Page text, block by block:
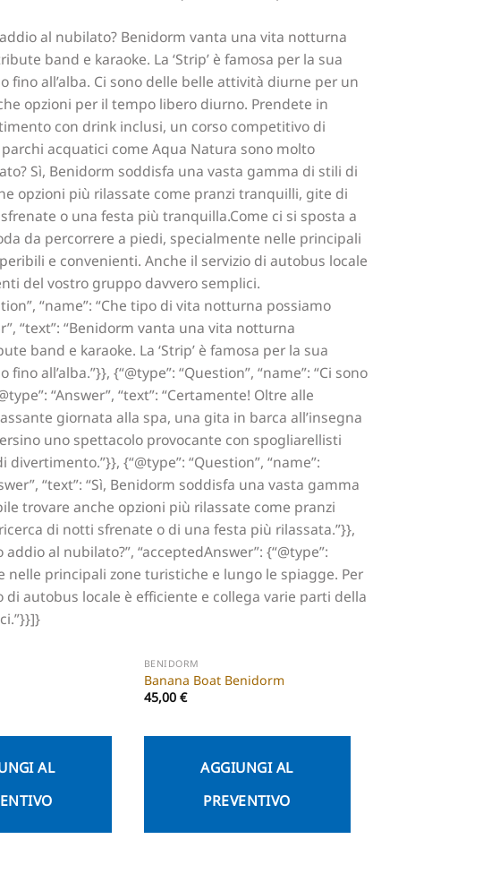
al nubilato? Benidorm vanta una vita notturna
band e karaoke. La ‘Strip’ è famosa per la sua
all’alba. Ci sono delle belle attività diurne per un
opzioni per il tempo libero diurno. Prendete in
con drink inclusi, un corso competitivo di
acquatici come Aqua Natura sono molto
Sì, Benidorm soddisfa una vasta gamma di stili di
opzioni più rilassate come pranzi tranquilli, gite di
o una festa più tranquilla.Come ci si sposta a
da percorrere a piedi, specialmente nelle principali
e convenienti. Anche il servizio di autobus locale
del vostro gruppo davvero semplici.
“name”: “Che tipo di vita notturna possiamo
“text”: “Benidorm vanta una vita notturna
band e karaoke. La ‘Strip’ è famosa per la sua
all’alba.”}}, {“@type”: “Question”, “name”: “Ci sono
“Answer”, “text”: “Certamente! Oltre alle
giornata alla spa, una gita in barca all’insegna
uno spettacolo provocante con spogliarellisti
{“@type”: “Question”, “name”:
“text”: “Sì, Benidorm soddisfa una vasta gamma
trovare anche opzioni più rilassate come pranzi
di notti sfrenate o di una festa più rilassata.”}},
al nubilato?”, “acceptedAnswer”: {“@type”:
nelle principali zone turistiche e lungo le spiagge. Per
autobus locale è efficiente e collega varie parti della
AL
BENIDORM
Banana Boat Benidorm
45,00 €
AGGIUNGI AL
PREVENTIVO